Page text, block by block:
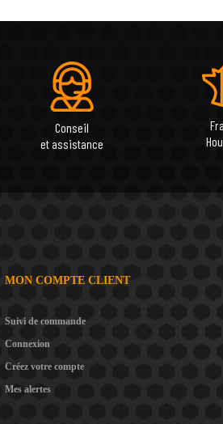
Conseil
et assistance
MON COMPTE CLIENT
Suivi de commande
Connexion
Créez votre compte
Mes alertes